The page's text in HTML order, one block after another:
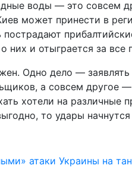
воды — это совсем
может принести в
них и отыграется за все
Одно дело — заявлять
а совсем другое
хотели на различные
то удары
атаки Украины на